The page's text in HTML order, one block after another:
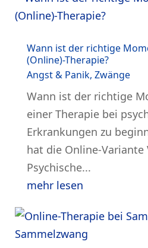
Wann ist der richtige
(Online)-Therapie?
Angst & Panik, Zwänge
Wann ist der richtige
einer Therapie bei
Erkrankungen zu
hat die Online-Variante
Psychische...
mehr lesen